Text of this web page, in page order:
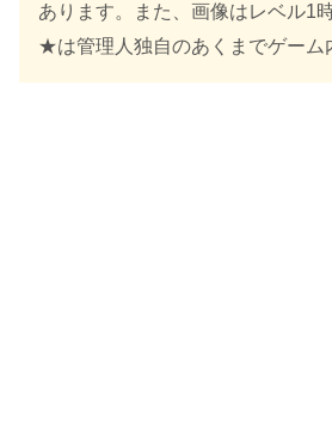
あります。また、画像はレベル1
★は管理人独自のあくまでゲーム